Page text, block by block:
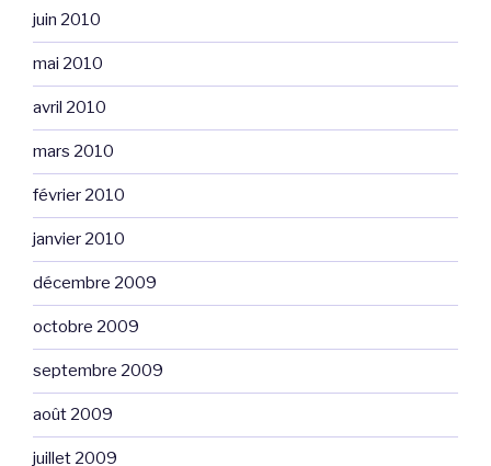
juin 2010
mai 2010
avril 2010
mars 2010
février 2010
janvier 2010
décembre 2009
octobre 2009
septembre 2009
août 2009
juillet 2009